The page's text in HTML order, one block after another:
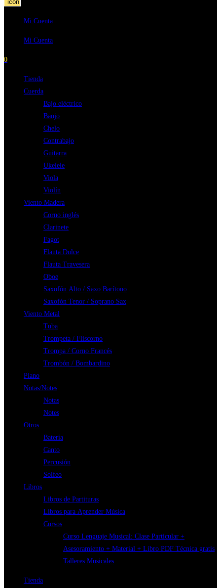
Mi Cuenta
Mi Cuenta
0
Tienda
Cuerda
Bajo eléctrico
Banjo
Chelo
Contrabajo
Guitarra
Ukelele
Viola
Violín
Viento Madera
Corno inglés
Clarinete
Fagot
Flauta Dulce
Flauta Travesera
Oboe
Saxofón Alto / Saxo Barítono
Saxofón Tenor / Soprano Sax
Viento Metal
Tuba
Trompeta / Fliscorno
Trompa / Corno Francés
Trombón / Bombardino
Piano
Notas/Notes
Notas
Notes
Otros
Batería
Canto
Percusión
Solfeo
Libros
Libros de Partituras
Libros para Aprender Música
Cursos
Curso Lenguaje Musical: Clase Particular +
Asesoramiento + Material + Libro PDF Técnica gratis
Talleres Musicales
Tienda